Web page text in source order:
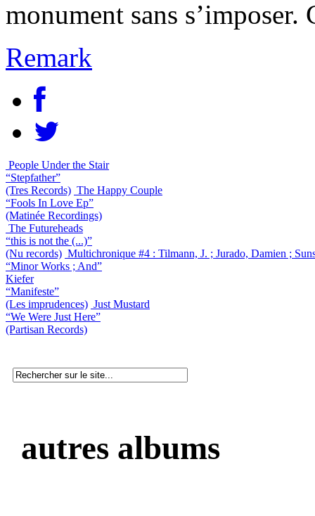
monument sans s’imposer.
Remark
People Under the Stair
“Stepfather”
(Tres Records) The Happy Couple
“Fools In Love Ep”
(Matinée Recordings)
The Futureheads
“this is not the (...)”
(Nu records) Multichronique #4 : Tilmann, J. ; Jurado, Damien ;
“Minor Works ; And”
Kiefer
“Manifeste”
(Les imprudences) Just Mustard
“We Were Just Here”
(Partisan Records)
autres albums